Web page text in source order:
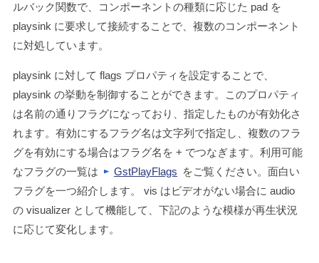
ルバック関数で、コンポーネントの種類に応じた pad を
playsink に要求して接続することで、複数のコンポーネント
に対処しています。
playsink に対して flags プロパティを設定することで、
playsink の挙動を制御することができます。このプロパティ
は名前の通りフラグになっており、指定したものが有効化さ
れます。有効にするフラグ名は文字列で指定し、複数のフラ
グを有効にする場合はフラグ名を + でつなぎます。利用可能
なフラグの一覧は
GstPlayFlags をご覧ください。面白い
フラグを一つ紹介します。 vis はビデオがない場合に audio
の visualizer として機能して、下記のような模様が再生状況
に応じて変化します。